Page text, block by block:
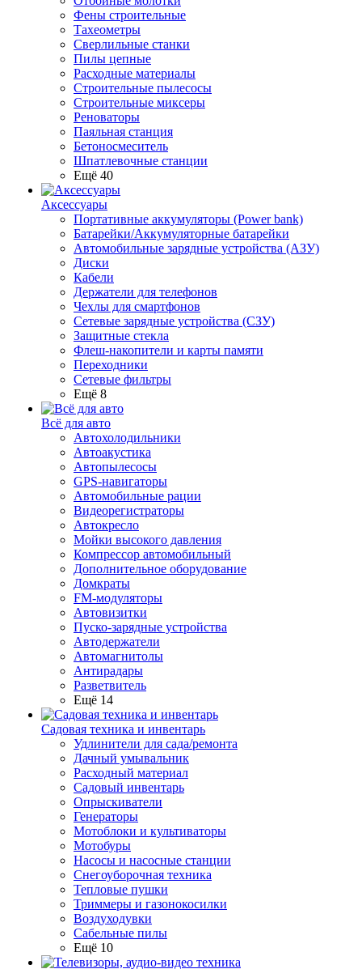
Фены строительные
Тахеометры
Сверлильные станки
Пилы цепные
Расходные материалы
Строительные пылесосы
Строительные миксеры
Реноваторы
Паяльная станция
Бетоносмеситель
Шпатлевочные станции
Ещё 40
Аксессуары
Портативные аккумуляторы (Power bank)
Батарейки/Аккумуляторные батарейки
Автомобильные зарядные устройства (АЗУ)
Диски
Кабели
Держатели для телефонов
Чехлы для смартфонов
Сетевые зарядные устройства (СЗУ)
Защитные стекла
Флеш-накопители и карты памяти
Переходники
Сетевые фильтры
Ещё 8
Всё для авто
Автохолодильники
Автоакустика
Автопылесосы
GPS-навигаторы
Автомобильные рации
Видеорегистраторы
Автокресло
Мойки высокого давления
Компрессор автомобильный
Дополнительное оборудование
Домкраты
FM-модуляторы
Автовизитки
Пуско-зарядные устройства
Автодержатели
Автомагнитолы
Антирадары
Разветвитель
Ещё 14
Садовая техника и инвентарь
Удлинители для сада/ремонта
Дачный умывальник
Расходный материал
Садовый инвентарь
Опрыскиватели
Генераторы
Мотоблоки и культиваторы
Мотобуры
Насосы и насосные станции
Снегоуборочная техника
Тепловые пушки
Триммеры и газонокосилки
Воздуходувки
Сабельные пилы
Ещё 10